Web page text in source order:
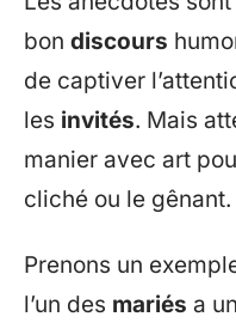
bon discours
de captiver
les invités. Mais
manier avec art
cliché ou le gênant.
Prenons un
l’un des mariés a